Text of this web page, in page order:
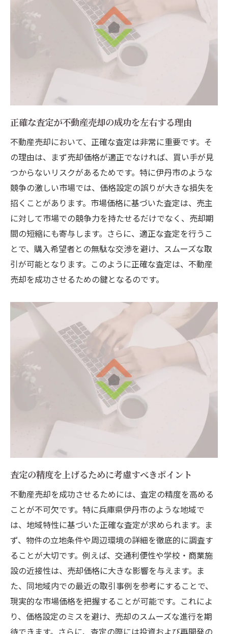
不動産売却を円滑に進めるための伊丹市特有の
伊丹市特有の売却手続きに関する注意点
地域特性を考慮した売却戦略の立て方
売却前に準備すべき地域密着型リソース
伊丹市における法律的注意点と対策
売却プロセスをスムーズに進めるための地
元情報
トラブルを未然に防ぐための地域特性理解
兵庫県伊丹市での不動産売却を成功させるプロ
セスを徹底解析
売却成功に向けたステップバイステップガ
イド
伊丹市の成功事例から学ぶ売却プロセス
物件準備から引き渡しまでの流れを解説
伊丹市の不動産売却で押さえておくべき重
要ポイント
術
地元の不動産業者との効果的な連携方法
地域特性を活かした不動産売却戦略で伊丹市の
市場をリードする
地域特性を最大限に活かした売却戦略の構
伊丹市の魅力を伝えるためのマーケティン
グ手法
地域特性に基づいたターゲット層の分析
効果的な宣伝活動で市場をリードする方法
地域内外の買主にアピールするためのポイ
ント
伊丹市特有の不動産売却で成功するための
ヒント
伊丹市での不動産売却を成功させるための査定
から販売までのステップ
査定から販売までの全体像を把握する
伊丹市での売却準備のステップバイステッ
プ
販売活動を効率化するためのプロセス管理
正確な査定が不動産売却の成功を左右する理由
不動産売却において、正確な査定は非常に重要です。そ
の理由は、まず売却価格が適正でなければ、買い手が見
つからないリスクがあるためです。特に伊丹市のような
競争の激しい市場では、価格設定の誤りが大きな損失を
招くことがあります。市場価格に基づいた査定は、売主
に対して市場での競争力を持たせるだけでなく、売却期
間の短縮にも寄与します。さらに、適正な査定を行うこ
とで、購入希望者との無駄な交渉を避け、スムーズな取
引が可能となります。このように正確な査定は、不動産
売却を成功させるための鍵となるのです。
査定の精度を上げるために考慮すべきポイント
不動産売却を成功させるためには、査定の精度を高める
ことが不可欠です。特に兵庫県伊丹市のような地域で
は、地域特性に基づいた正確な査定が求められます。ま
ず、物件の立地条件や周辺環境の詳細を徹底的に調査す
ることが大切です。例えば、交通利便性や学校・商業施
設の近接性は、売却価格に大きな影響を与えます。ま
た、同地域内での最近の取引事例を参考にすることで、
現実的な市場価格を把握することが可能です。これによ
り、価格設定のミスを避け、売却のスムーズな進行を期
待できます。さらに、査定の際には投資および再開発の